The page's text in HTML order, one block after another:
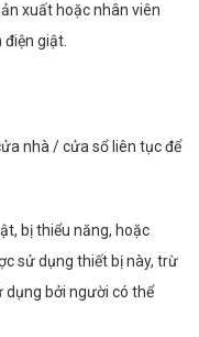
xuất hoặc nhân viên
điện giật.
nhà / cửa sổ liên tục để
bị thiểu năng, hoặc
sử dụng thiết bị này, trừ
bởi người có thể